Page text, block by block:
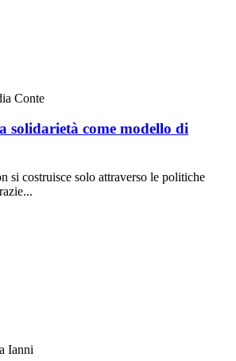
Conte
solidarietà come modello di
si costruisce solo attraverso le politiche
Ianni